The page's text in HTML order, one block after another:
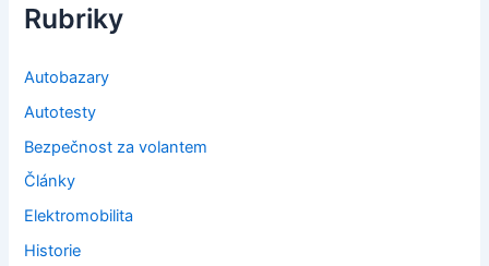
Rubriky
Autobazary
Autotesty
Bezpečnost za volantem
Články
Elektromobilita
Historie